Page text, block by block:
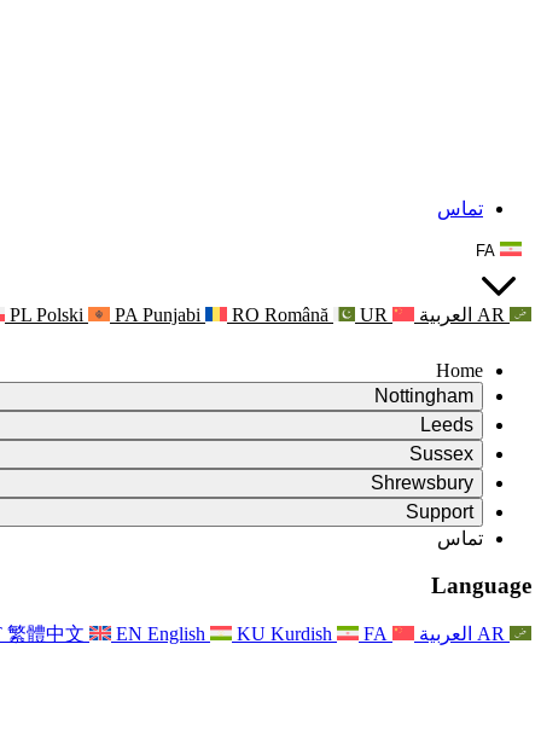
تماس
FA
AR العربية PL Polski PA Punjabi RO Română UR
Home
Nottingham
Review
رئیس بررسی
تیم بررسی مستقل
شرایط مرجع
گزارش نهایی بررسی مستقل
سوالات متداول
For Families
فرآیند بازخورد خانواده
آخرین به‌روزرسانی‌ها
خبرنامه‌ها
Leeds
Review
رئیس بررسی
تیم بررسی مستقل
شرایط مرجع
تماس
حمایت روانی از خانواده‌ها
رویدادها
Sussex
Review
رئیس بررسی
تیم بررسی مستقل
شرایط مرجع
For Families
به روز رسانی برای خانواده ها
Shrewsbury
Review
شرح وظایف برای بررسی زایمان
اطلاعیه ها
Reports
گزارش نهایی بررسی مستقل
اولین گزارش از نشریه ایندیپندنت ریویو
For Families
Support
Leeds
Nottingham
خدمات پشتیبانی روانشناختی خانواده
پشتیبانی بحران سلامت روان
خدمات منطقه‌ای ناتینگهام
تماس
Language
AR العربية 繁體中文 EN English KU Kurdish FA